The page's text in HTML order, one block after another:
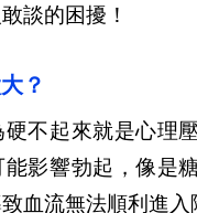
談的困擾！
？
不起來就是心理
影響勃起，像是
血流無法順利進入